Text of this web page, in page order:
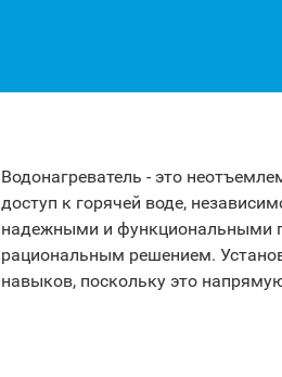
Водонагреватель - это
доступ к горячей воде,
надежными и функциональными
рациональным решением.
навыков, поскольку это